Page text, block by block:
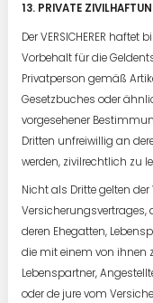
13. PRIVATE
Der VERSICHERER
Vorbehalt für die
Privatperson gemäß
Gesetzbuches oder
vorgesehener
Dritten unfreiwillig an
werden, zivilrechtlich zu
Nicht als Dritte gelten
Versicherungsvertrages,
deren Ehegatten,
die mit einem von ihnen
Lebenspartner,
oder de jure vom